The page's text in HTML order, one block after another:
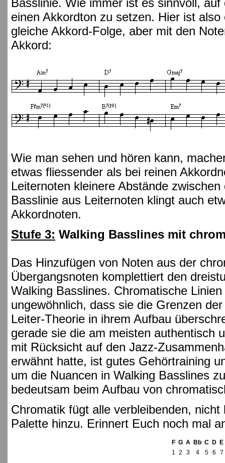
einen Akkordton zu setzen. Hier ist
gleiche Akkord-Folge, aber mit den
Akkord:
Wie man sehen und hören kann,
etwas fliessender als bei reinen
Leiternoten kleinere Abstände
Basslinie aus Leiternoten klingt auch
Akkordnoten.
Stufe 3: Walking Basslines mit
Das Hinzufügen von Noten aus der
Übergangsnoten komplettiert den
Walking Basslines. Chromatische
ungewöhnlich, dass sie die Grenzen
Leiter-Theorie in ihrem Aufbau
gerade sie die am meisten authentisch
mit Rücksicht auf den Jazz-
erwähnt hatte, ist gutes Gehörtraining
um die Nuancen in Walking Basslines
bedeutsam beim Aufbau von
Chromatik fügt alle verbleibenden,
Palette hinzu. Erinnert Euch noch mal
F G A Bb C D E
1 2 3 4 5 6 7